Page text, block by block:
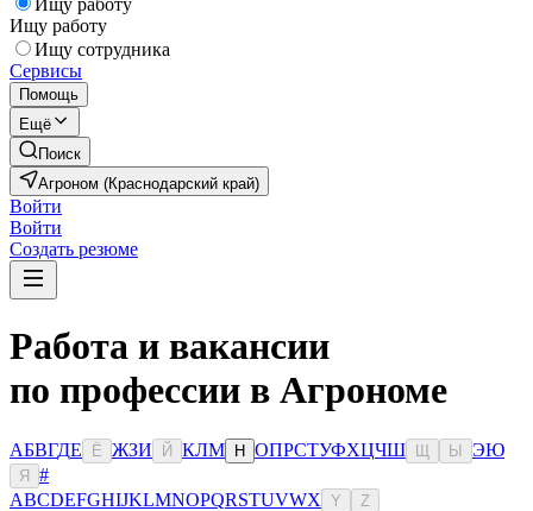
Ищу работу
Ищу работу
Ищу сотрудника
Сервисы
Помощь
Ещё
Поиск
Агроном (Краснодарский край)
Войти
Войти
Создать резюме
Работа и вакансии
по профессии в Агрономе
АБВГДЕ Ё ЖЗИ Й КЛМ Н ОПРСТУФХЦЧШ Ы ЭЮ
Я
#
ABCDEFGHIJKLMNOPQRSTUVWX Y Z